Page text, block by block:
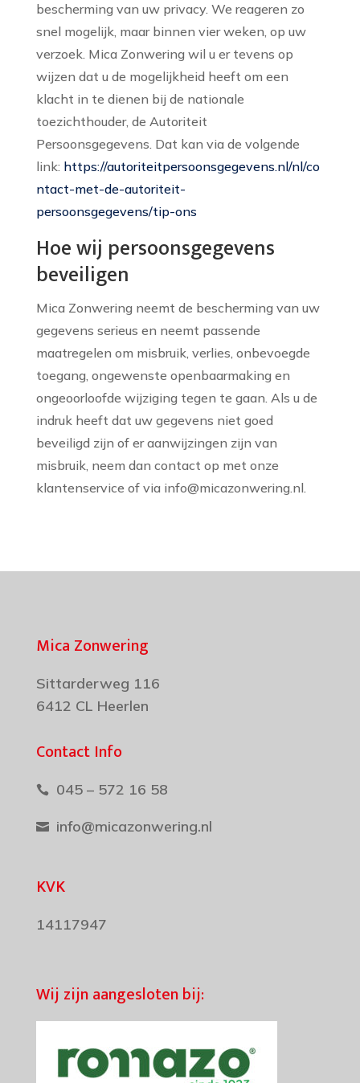
bescherming van uw privacy. We reageren zo
snel mogelijk, maar binnen vier weken, op uw
verzoek. Mica Zonwering wil u er tevens op
wijzen dat u de mogelijkheid heeft om een
klacht in te dienen bij de nationale
toezichthouder, de Autoriteit
Persoonsgegevens. Dat kan via de volgende
link: https://autoriteitpersoonsgegevens.nl/nl/co
ntact-met-de-autoriteit-
persoonsgegevens/tip-ons
Hoe wij persoonsgegevens
beveiligen
Mica Zonwering neemt de bescherming van uw
gegevens serieus en neemt passende
maatregelen om misbruik, verlies, onbevoegde
toegang, ongewenste openbaarmaking en
ongeoorloofde wijziging tegen te gaan. Als u de
indruk heeft dat uw gegevens niet goed
beveiligd zijn of er aanwijzingen zijn van
misbruik, neem dan contact op met onze
klantenservice of via info@micazonwering.nl.
Mica Zonwering
Sittarderweg 116
6412 CL Heerlen
Contact Info
 045 – 572 16 58
 info@micazonwering.nl
KVK
14117947
Wij zijn aangesloten bij: